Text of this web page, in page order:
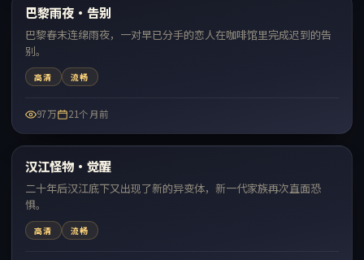
热门
巴黎雨夜·告别
巴黎春末连绵雨夜，一对早已分手的恋人在咖啡馆里完成迟到的告
别。
高清 流畅
97万 21个月前
热门
汉江怪物·觉醒
二十年后汉江底下又出现了新的异变体，新一代家族再次直面恐
惧。
高清 流畅